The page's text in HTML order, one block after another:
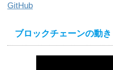
GitHub
ブロックチェーンの動き